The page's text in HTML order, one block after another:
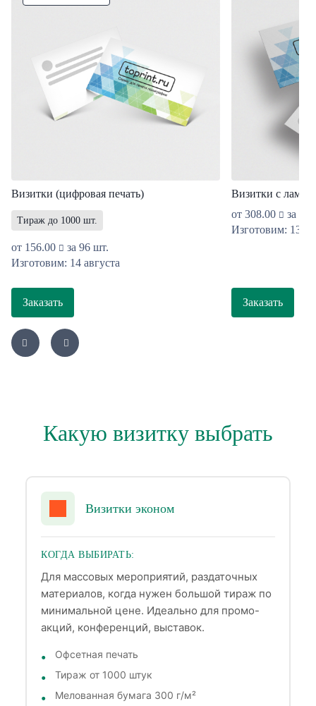
Визитки (цифровая печать)
Тираж до 1000 шт.
от 156.00
за 96 шт.
Изготовим: 14 августа
Заказать
Визитки с
от 308.00
за 96
Изготовим: 13
Заказать
Какую визитку выбрать
Визитки эконом
КОГДА ВЫБИРАТЬ:
Для массовых мероприятий, раздаточных
материалов, когда нужен большой тираж по
минимальной цене. Идеально для промо-
акций, конференций, выставок.
Офсетная печать
Тираж от 1000 штук
Мелованная бумага 300 г/м²